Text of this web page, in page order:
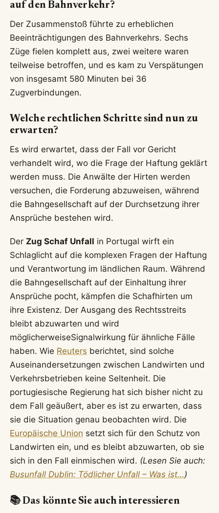
auf den Bahnverkehr?
Der Zusammenstoß führte zu erheblichen
Beeinträchtigungen des Bahnverkehrs. Sechs
Züge fielen komplett aus, zwei weitere waren
teilweise betroffen, und es kam zu Verspätungen
von insgesamt 580 Minuten bei 36
Zugverbindungen.
Welche rechtlichen Schritte sind nun zu
erwarten?
Es wird erwartet, dass der Fall vor Gericht
verhandelt wird, wo die Frage der Haftung geklärt
werden muss. Die Anwälte der Hirten werden
versuchen, die Forderung abzuweisen, während
die Bahngesellschaft auf der Durchsetzung ihrer
Ansprüche bestehen wird.
Der Zug Schaf Unfall in Portugal wirft ein
Schlaglicht auf die komplexen Fragen der Haftung
und Verantwortung im ländlichen Raum. Während
die Bahngesellschaft auf der Einhaltung ihrer
Ansprüche pocht, kämpfen die Schafhirten um
ihre Existenz. Der Ausgang des Rechtsstreits
bleibt abzuwarten und wird
möglicherweiseSignalwirkung für ähnliche Fälle
haben. Wie Reuters berichtet, sind solche
Auseinandersetzungen zwischen Landwirten und
Verkehrsbetrieben keine Seltenheit. Die
portugiesische Regierung hat sich bisher nicht zu
dem Fall geäußert, aber es ist zu erwarten, dass
sie die Situation genau beobachten wird. Die
Europäische Union setzt sich für den Schutz von
Landwirten ein, und es bleibt abzuwarten, ob sie
sich in den Fall einmischen wird. (Lesen Sie auch:
Busunfall Dublin: Tödlicher Unfall – Was ist…)
📚 Das könnte Sie auch interessieren